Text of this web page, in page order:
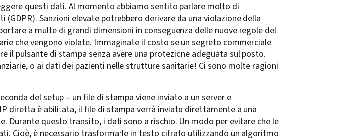
questi dati. Al momento abbiamo sentito parlare molto di
Sanzioni elevate potrebbero derivare da una violazione della
a multe di grandi dimensioni in conseguenza delle nuove regole del
che vengono violate. Immaginate il costo se un segreto commerciale
il pulsante di stampa senza avere una protezione adeguata sul posto.
o ai dati dei pazienti nelle strutture sanitarie! Ci sono molte ragioni
del setup – un file di stampa viene inviato a un server e
diretta è abilitata, il file di stampa verrà inviato direttamente a una
Durante questo transito, i dati sono a rischio. Un modo per evitare che le
Cioè, è necessario trasformarle in testo cifrato utilizzando un algoritmo